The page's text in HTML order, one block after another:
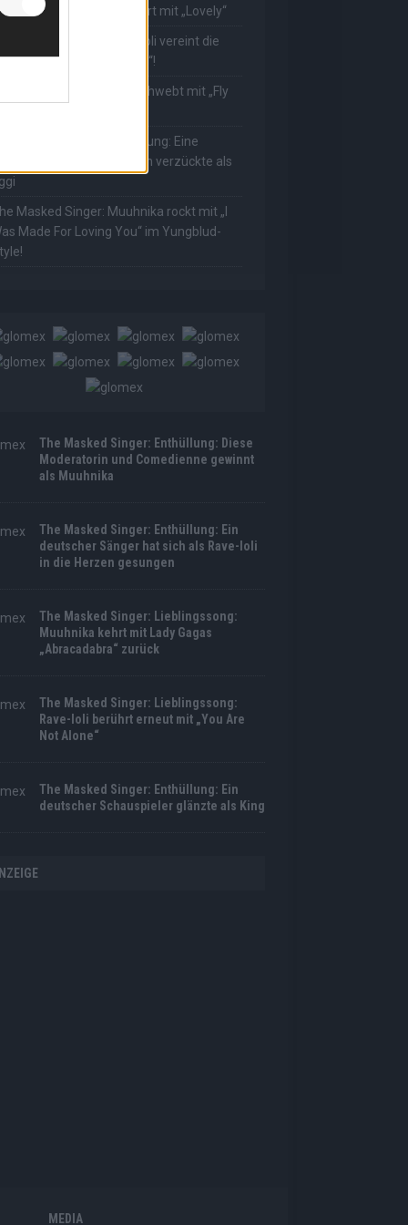
Muuhnika verzaubert mit „Lovely“
Masked Singer: Rave-Ioli vereint die
mit „We Are The World“!
Masked Singer: King schwebt mit „Fly
Masked Singer: Enthüllung: Eine
Moderatorin verzückte als
Masked Singer: Muuhnika rockt mit „I
Made For Loving You“ im Yungblud-
The Masked Singer: Enthüllung: Diese
Moderatorin und Comedienne gewinnt
als Muuhnika
The Masked Singer: Enthüllung: Ein
deutscher Sänger hat sich als Rave-Ioli
in die Herzen gesungen
The Masked Singer: Lieblingssong:
Muuhnika kehrt mit Lady Gagas
„Abracadabra“ zurück
The Masked Singer: Lieblingssong:
Rave-Ioli berührt erneut mit „You Are
Not Alone“
The Masked Singer: Enthüllung: Ein
deutscher Schauspieler glänzte als King
MEDIA